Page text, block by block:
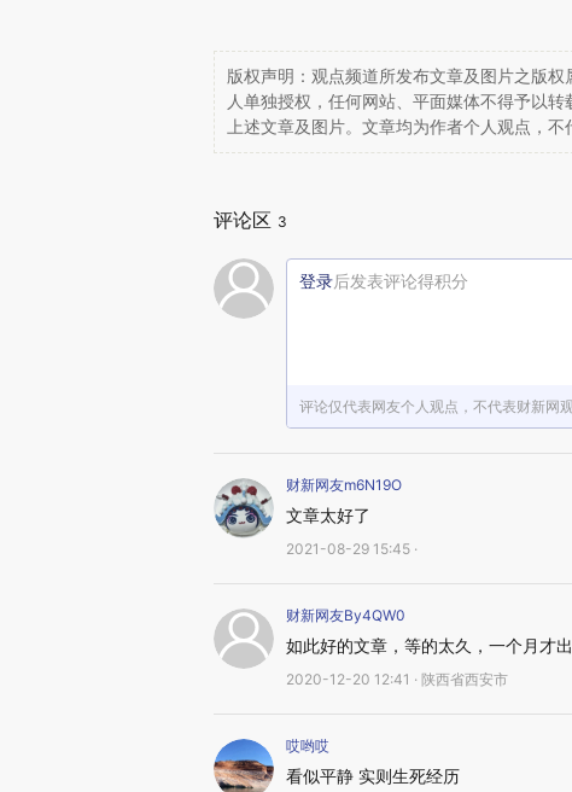
版权声明：观点频道所发布文章及图片之版
人单独授权，任何网站、平面媒体不得予以
上述文章及图片。文章均为作者个人观点，不
评论区 3
登录后发表评论得积分
评论仅代表网友个人观点，不代表财新网
财新网友m6N19O
文章太好了
2021-08-29 15:45 ·
财新网友By4QW0
如此好的文章，等的太久，一个月才
2020-12-20 12:41 · 陕西省西安市
哎哟哎
看似平静 实则生死经历